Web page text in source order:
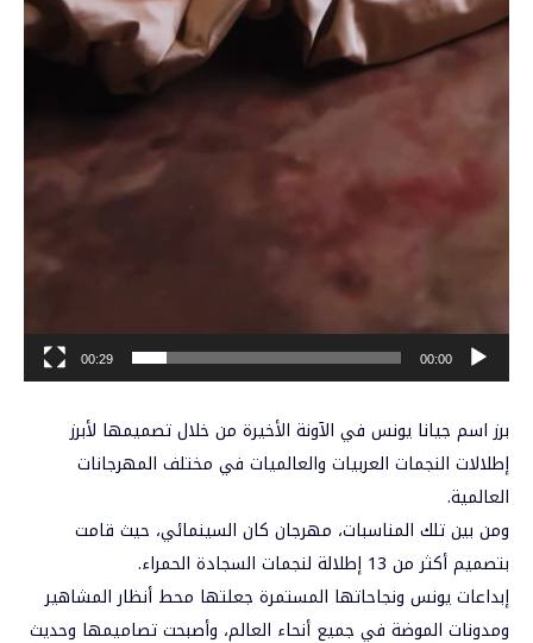
00:00
00:29
برز اسم جيانا يونس في الآونة الأخيرة من خلال تصميمها لأبرز
إطلالات النجمات العربيات والعالميات في مختلف المهرجانات
العالمية.
ومن بين تلك المناسبات، مهرجان كان السينمائي، حيث قامت
بتصميم أكثر من 13 إطلالة لنجمات السجادة الحمراء.
إبداعات يونس ونجاحاتها المستمرة جعلتها محط أنظار المشاهير
ومدونات الموضة في جميع أنحاء العالم، وأصبحت تصاميمها وحديث